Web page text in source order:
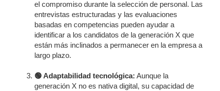
el compromiso durante la selección de personal. Las
entrevistas estructuradas y las evaluaciones
basadas en competencias pueden ayudar a
identificar a los candidatos de la generación X que
están más inclinados a permanecer en la empresa a
largo plazo.
🟢 Adaptabilidad tecnológica: Aunque la
generación X no es nativa digital, su capacidad de